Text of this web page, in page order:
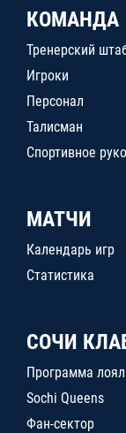
КОМАНДА
Тренерский
Игроки
Персонал
Талисман
Спортивное
МАТЧИ
Календарь игр
Статистика
СОЧИ
Программа
Sochi Queens
Фан-сектор